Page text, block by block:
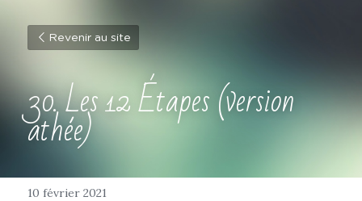
Revenir au site
30. Les 12 Étapes (version
athée)
10 février 2021